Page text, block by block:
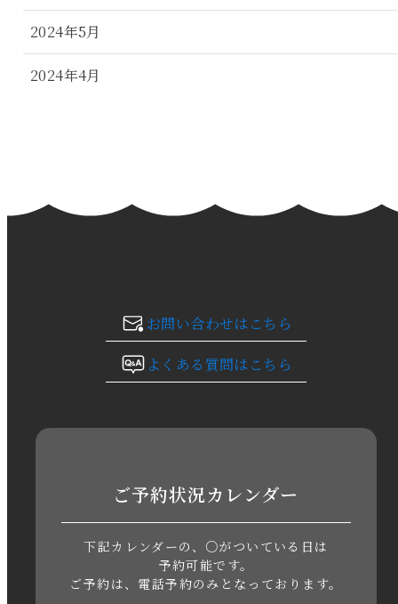
2024年5月
2024年4月
2024年1月
2023年10月
2023年8月
2023年5月
お問い合わせはこちら
よくある質問はこちら
ご予約状況カレンダー
下記カレンダーの、○がついている日は
予約可能です。
ご予約は、電話予約のみとなっております。